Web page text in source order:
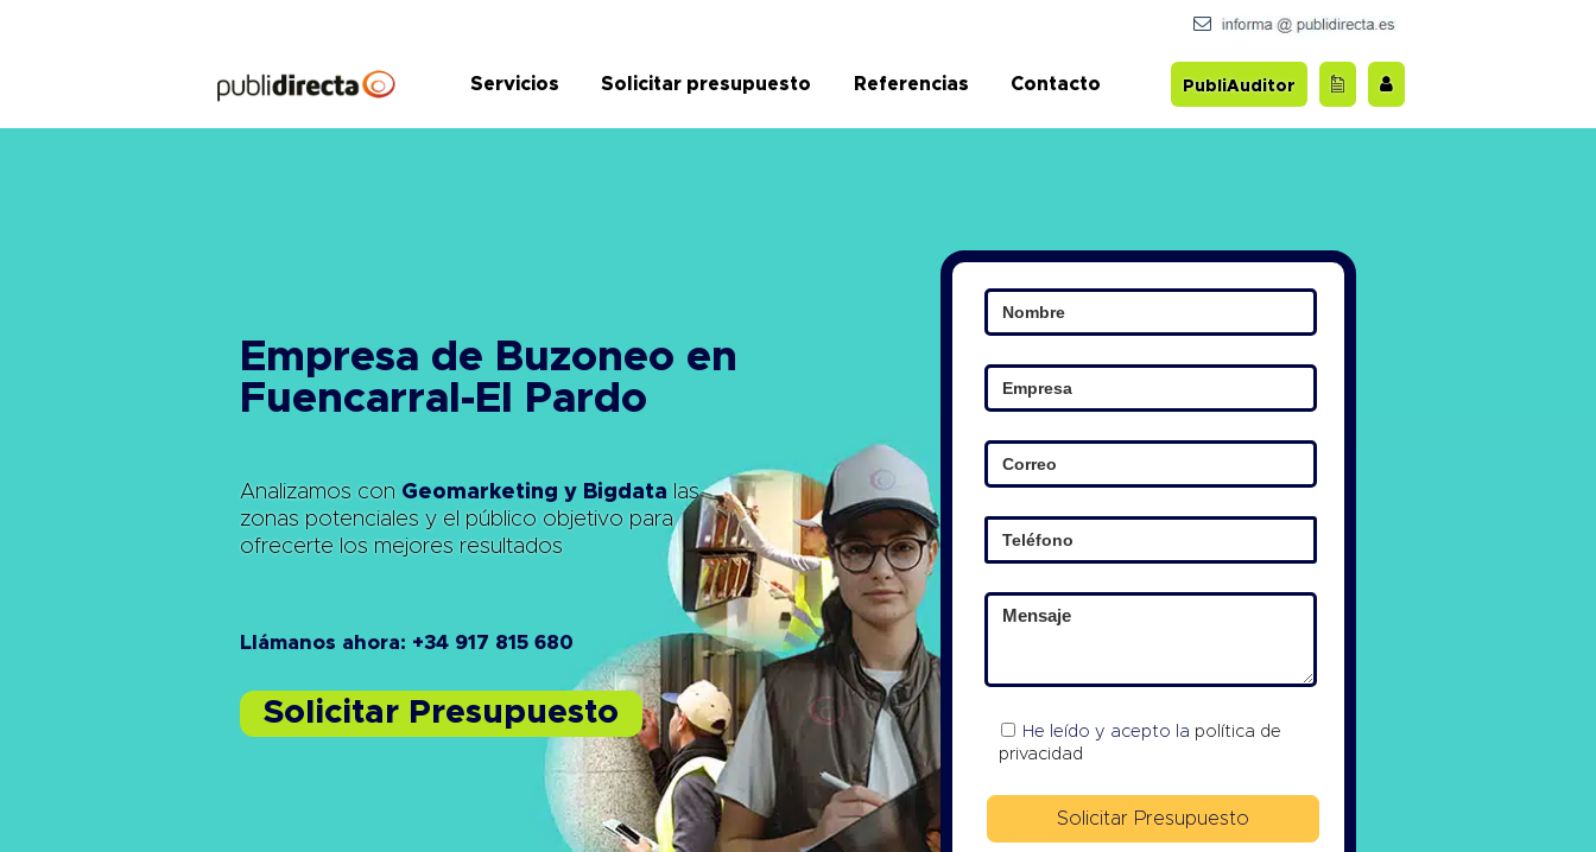
Servicios Solicitar presupuesto Referencias Contacto PubliAuditor
Empresa de Buzoneo en
Fuencarral-El Pardo
Analizamos con Geomarketing y Bigdata las
zonas potenciales y el público objetivo para
ofrecerte los mejores resultados
Llámanos ahora: +34 917 815 680
Solicitar Presupuesto
He leído y acepto la política de
privacidad